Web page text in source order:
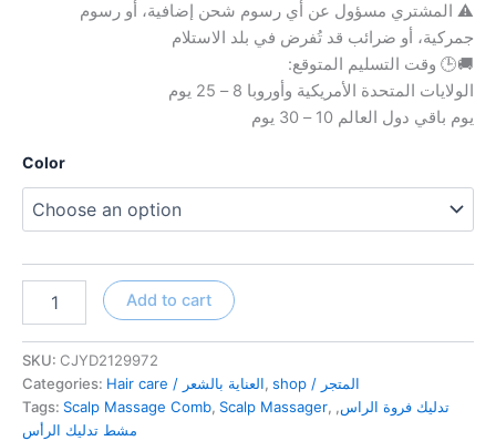
⚠️ المشتري مسؤول عن أي رسوم شحن إضافية، أو رسوم
جمركية، أو ضرائب قد تُفرض في بلد الاستلام
🚚🕒 وقت التسليم المتوقع:
الولايات المتحدة الأمريكية وأوروبا 8 – 25 يوم
يوم باقي دول العالم 10 – 30 يوم
Color
Massage
مشط
تدليك
الرأس
quantity
Add to cart
SKU: CJYD2129972
Categories:
Hair care / العناية بالشعر,
shop / المتجر
Tags: Scalp Massage Comb, Scalp Massager, تدليك فروة الراس,
مشط تدليك الرأس